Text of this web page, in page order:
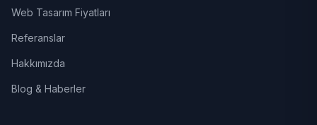
Web Tasarım Fiyatları
Referanslar
Hakkımızda
Blog & Haberler